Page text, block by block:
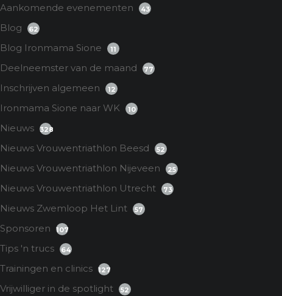
Aankomende evenementen 43
Blog 62
Blog Ironmama Sione 11
Deelneemster van de maand 77
Inschrijven algemeen 12
Ironmama Sione naar WK 10
Nieuws 328
Nieuws Vrouwentriathlon Beesd 52
Nieuws Vrouwentriathlon Nijeveen 25
Nieuws Vrouwentriathlon Utrecht 73
Nieuws Zwemloop Het Lint 57
Sponsoren 107
Tips 'n trucs 64
Trainingen en clinics 127
Vrijwilliger in de spotlight 52